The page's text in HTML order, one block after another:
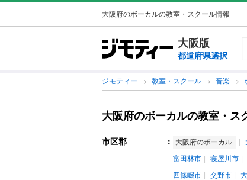
大阪府のボーカルの教室・スクール情報
大阪版
都道府県選択
ジモティー 教室・スクール 音楽
大阪府のボーカルの教室・ス
市区郡 ： 大阪府のボーカル
富田林市
寝屋川市
四條畷市
交野市